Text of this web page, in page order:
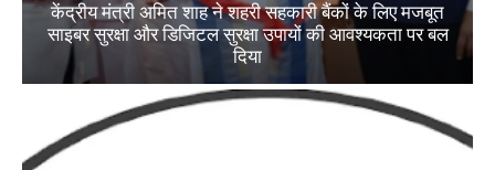
केंद्रीय मंत्री अमित शाह ने शहरी सहकारी बैंकों के लिए मजबूत
साइबर सुरक्षा और डिजिटल सुरक्षा उपायों की आवश्यकता पर बल
दिया